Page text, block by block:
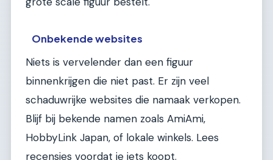
Onbekende websites
Niets is vervelender dan een figuur
binnenkrijgen die niet past. Er zijn veel
schaduwrijke websites die namaak verkopen.
Blijf bij bekende namen zoals AmiAmi,
HobbyLink Japan, of lokale winkels. Lees
recensies voordat je iets koopt.